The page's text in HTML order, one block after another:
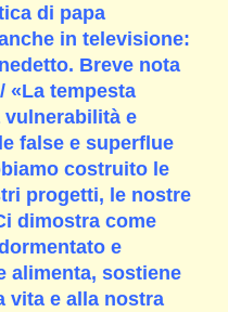
di papa
in televisione:
Breve nota
«La tempesta
vulnerabilità e
false e superflue
costruito le
progetti, le nostre
dimostra come
e
alimenta, sostiene
vita e alla nostra